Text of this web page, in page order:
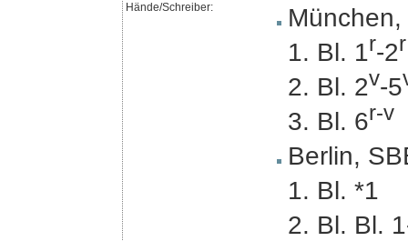
Hände/Schreiber:
1. Bl. 1r-2r
2. Bl. 2v-5
3. Bl. 6r-v
Berlin,
1. Bl. *1
2. Bl. Bl.